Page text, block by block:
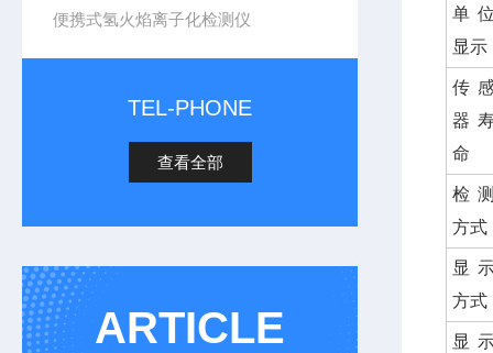
便携式氢火焰离子化检测仪
TEL-PHONE
查看全部
ARTICLE
单
显示
传
器
命
检
方式
显
方式
显